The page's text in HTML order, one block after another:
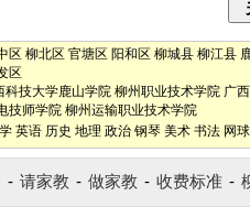
区 柳北区 官塘区 阳和区 柳城县 柳江县
区
科技大学鹿山学院 柳州职业技术学院 广
技师学院 柳州运输职业技术学院
英语 历史 地理 政治 钢琴 美术 书法 网球
- 请家教 - 做家教 - 收费标准 -